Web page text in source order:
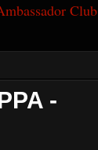
Club
-